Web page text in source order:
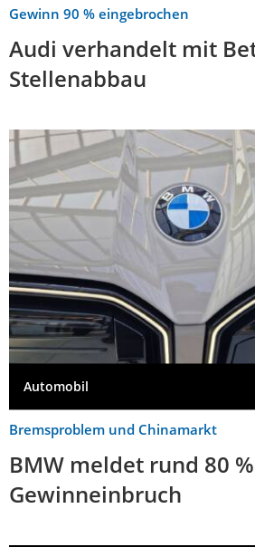
Gewinn 90 % eingebrochen
Audi verhandelt mit
Stellenabbau
Automobil
Bremsproblem und Chinamarkt
BMW meldet rund 80 %
Gewinneinbruch